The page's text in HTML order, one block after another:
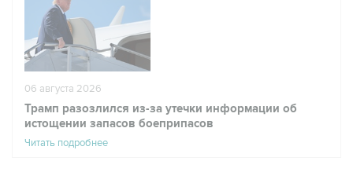
06 августа 2026
Трамп разозлился из-за утечки информации об
истощении запасов боеприпасов
Читать подробнее